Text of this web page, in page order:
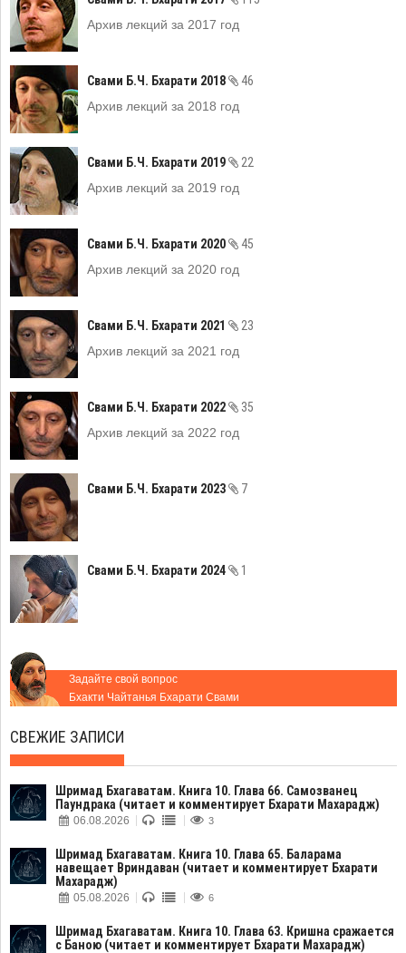
Архив лекций за 2017 год
Свами Б.Ч. Бхарати 2018
46
Архив лекций за 2018 год
Свами Б.Ч. Бхарати 2019
22
Архив лекций за 2019 год
Свами Б.Ч. Бхарати 2020
45
Архив лекций за 2020 год
Свами Б.Ч. Бхарати 2021
23
Архив лекций за 2021 год
Свами Б.Ч. Бхарати 2022
35
Архив лекций за 2022 год
Свами Б.Ч. Бхарати 2023 7
Свами Б.Ч. Бхарати 2024 1
Задайте свой вопрос
Бхакти Чайтанья Бхарати Свами
СВЕЖИЕ ЗАПИСИ
Шримад Бхагаватам. Книга 10. Глава 66. Самозванец
Паундрака (читает и комментирует Бхарати Махарадж)
06.08.2026 3
Шримад Бхагаватам. Книга 10. Глава 65. Баларама
навещает Вриндаван (читает и комментирует Бхарати
Махарадж)
05.08.2026 6
Шримад Бхагаватам. Книга 10. Глава 63. Кришна сражается
с Баною (читает и комментирует Бхарати Махарадж)